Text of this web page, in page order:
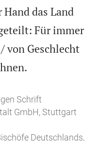
das Land
Für immer
von Geschlecht
Schrift
GmbH, Stuttgart
Deutschlands,